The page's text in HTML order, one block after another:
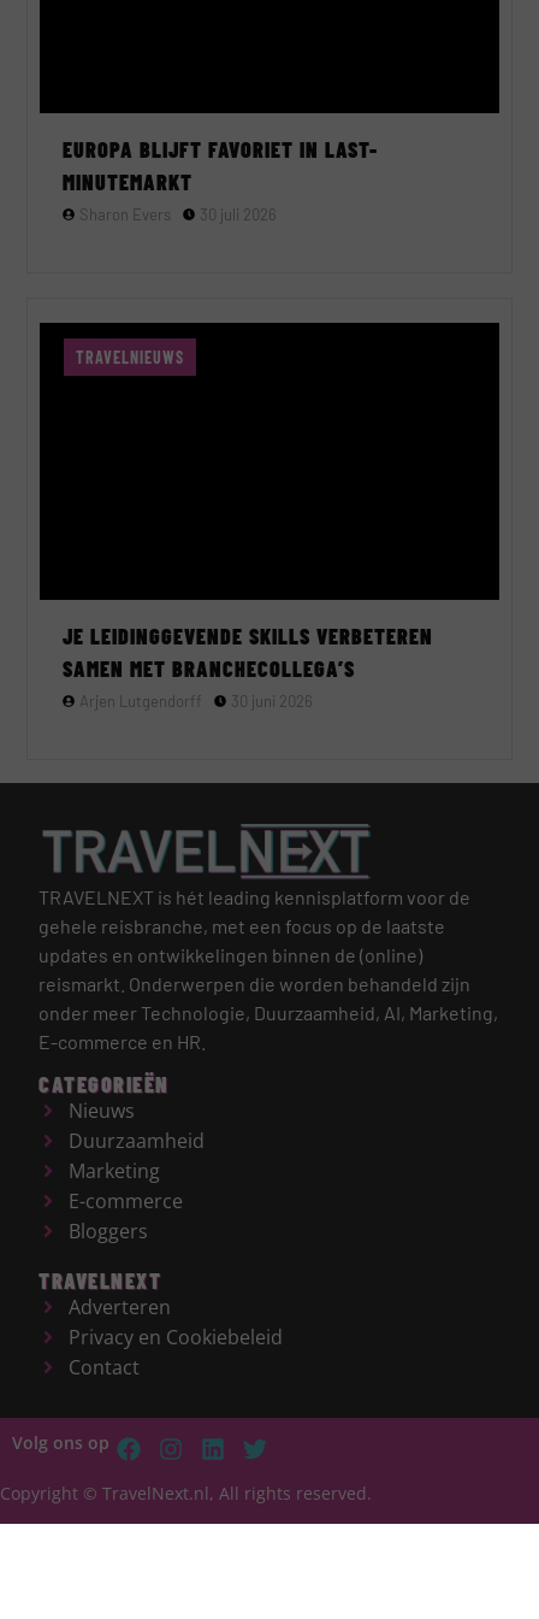
EUROPA BLIJFT FAVORIET IN LAST-
MINUTEMARKT
Sharon Evers 30 juli 2026
TRAVELNIEUWS
JE LEIDINGGEVENDE SKILLS VERBETEREN
SAMEN MET BRANCHECOLLEGA’S
Arjen Lutgendorff 30 juni 2026
TRAVELNEXT is hét leading kennisplatform voor de
gehele reisbranche, met een focus op de laatste
updates en ontwikkelingen binnen de (online)
reismarkt. Onderwerpen die worden behandeld zijn
onder meer Technologie, Duurzaamheid, AI, Marketing,
E-commerce en HR.
CATEGORIEËN
Nieuws
Duurzaamheid
Marketing
E-commerce
Bloggers
TRAVELNEXT
Adverteren
Privacy en Cookiebeleid
Contact
Volg ons op
Copyright © TravelNext.nl, All rights reserved.